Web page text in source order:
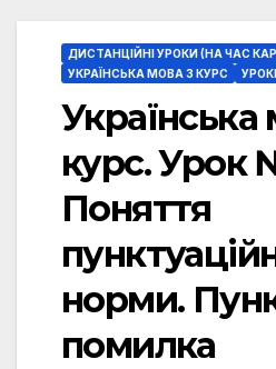
ДИСТАНЦІЙНІ УРОКИ (НА ЧАС
УКРАЇНСЬКА МОВА 3 КУРС
Українська
курс. Урок
Поняття
норми.
помилка